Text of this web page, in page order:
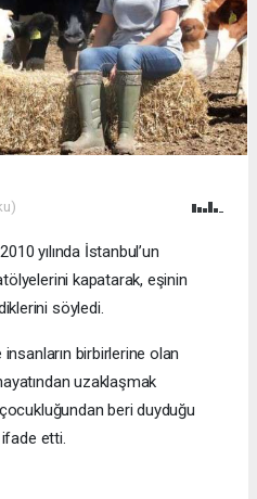
yılında İstanbul’un
kapatarak, eşinin
söyledi.
birbirlerine olan
uzaklaşmak
beri duyduğu
ifade etti.